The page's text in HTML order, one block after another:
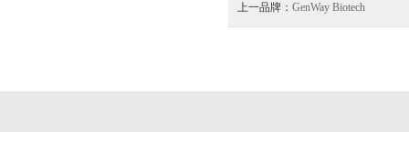
上一品牌： GenWay Biotech